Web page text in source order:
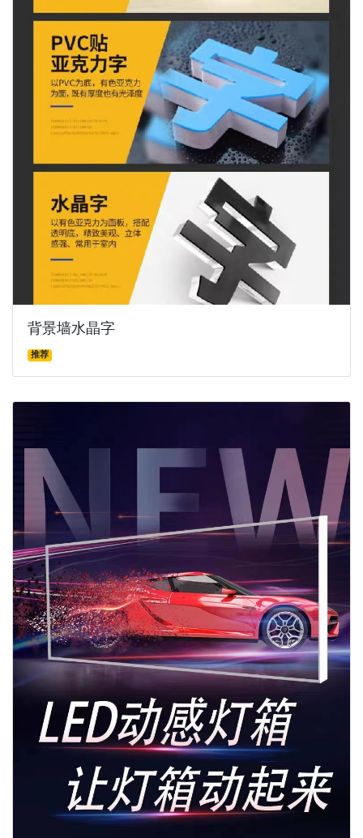
背景墙水晶字
推荐